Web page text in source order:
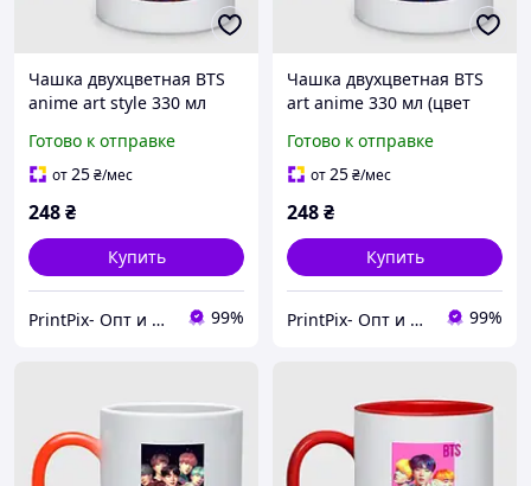
Чашка двухцветная BTS
anime art style 330 мл
Готово к отправке
от25₴/мес
248₴
Купить
PrintPix- Опт и Розница 99%
Чашка двухцветная BTS
art anime 330 мл (цвет
Готово к отправке
от25₴/мес
248₴
Купить
PrintPix- Опт и Розница 99%